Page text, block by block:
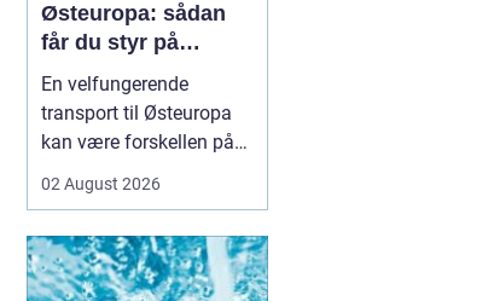
Østeuropa: sådan
får du styr på
logistikken
En velfungerende
transport til Østeuropa
kan være forskellen på
dyre forsinkelser. Mange
mod Baltikum, Ukraine
og resten af regionen for
02 August 2026